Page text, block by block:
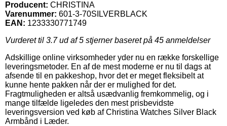
Producent: CHRISTINA
Varenummer: 601-3-70SILVERBLACK
EAN: 1233330771749
Vurderet til 3.7ud af 5 stjerner baseret på 45 anmeldelser
Adskillige online virksomheder yder nu en række forskellige
leveringsmetoder. En af de mest moderne er nu til dags at
afsende til en pakkeshop, hvor det er meget fleksibelt at
kunne hente pakken når der er mulighed for det.
Fragtmuligheden er altså usædvanlig fremkommelig, og i
mange tilfælde ligeledes den mest prisbevidste
leveringsversion ved køb af Christina Watches Silver Black
Armbånd i Læder.